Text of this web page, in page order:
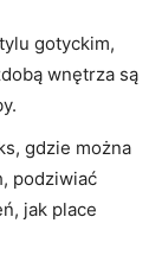
gotyckim,‍
wnętrza są​
gdzie⁢ można‍
⁢podziwiać
jak ‌place‌